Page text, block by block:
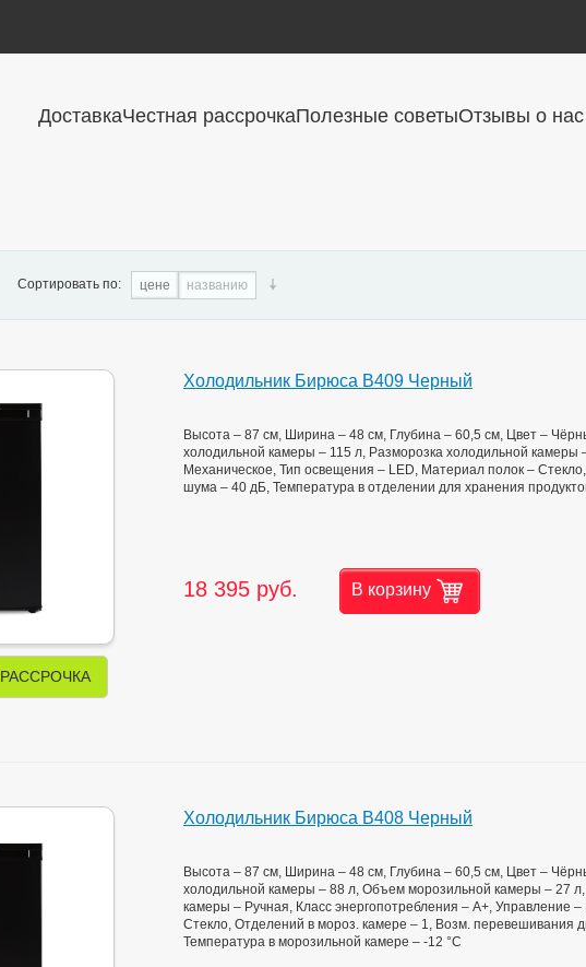
ДоставкаЧестная рассрочкаПолезные советыОтзывы о нас
Сортировать по: цене названию
РАССРОЧКА
Холодильник Бирюса B409 Черный
Высота – 87 см, Ширина – 48 см, Глубина – 60,5 см, Цвет –
холодильной камеры – 115 л, Разморозка холодильной
Механическое, Тип освещения – LED, Материал полок –
шума – 40 дБ, Температура в отделении для хранения
18 395 руб. В корзину
Холодильник Бирюса B408 Черный
Высота – 87 см, Ширина – 48 см, Глубина – 60,5 см, Цвет –
холодильной камеры – 88 л, Объем морозильной камеры – 27
камеры – Ручная, Класс энергопотребления – А+, Управление
Стекло, Отделений в мороз. камере – 1, Возм. перевешивания
Температура в морозильной камере – -12 °C